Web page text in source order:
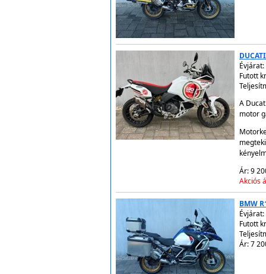
Évjárat:
Futott
A
motor
Ár: 9
Akciós
BMW
Évjárat:
Futott
Ár: 7